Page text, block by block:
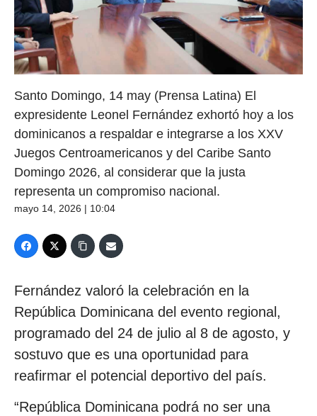
Santo Domingo, 14 may (Prensa Latina) El
expresidente Leonel Fernández exhortó hoy a los
dominicanos a respaldar e integrarse a los XXV
Juegos Centroamericanos y del Caribe Santo
Domingo 2026, al considerar que la justa
representa un compromiso nacional.
mayo 14, 2026 | 10:04
Fernández valoró la celebración en la
República Dominicana del evento regional,
programado del 24 de julio al 8 de agosto, y
sostuvo que es una oportunidad para
reafirmar el potencial deportivo del país.
“República Dominicana podrá no ser una